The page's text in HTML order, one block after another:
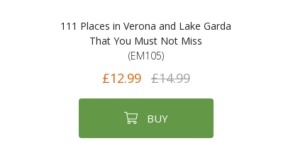
111 Places in Verona and Lake Garda
That You Must Not Miss
(EM105)
£12.99 £14.99
BUY